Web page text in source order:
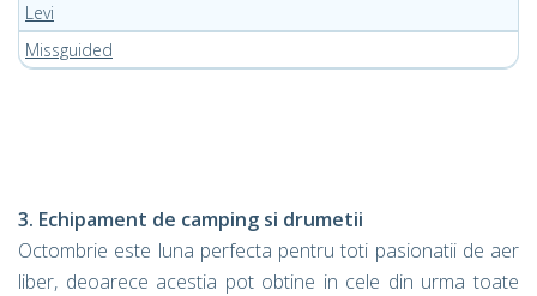
Levi
Missguided
3. Echipament de camping si drumetii
Octombrie este luna perfecta pentru toti pasionatii de aer
liber, deoarece acestia pot obtine in cele din urma toate